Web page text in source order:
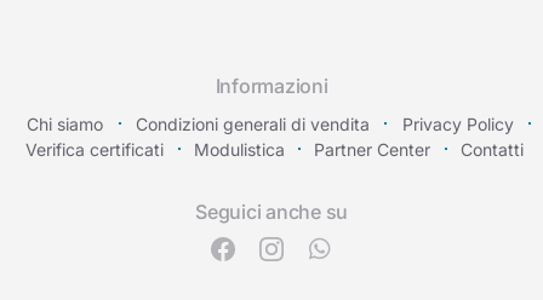
Informazioni
Chi siamo Condizioni generali di vendita
Privacy Policy
Verifica certificati
Modulistica Partner Center Contatti
Seguici anche su